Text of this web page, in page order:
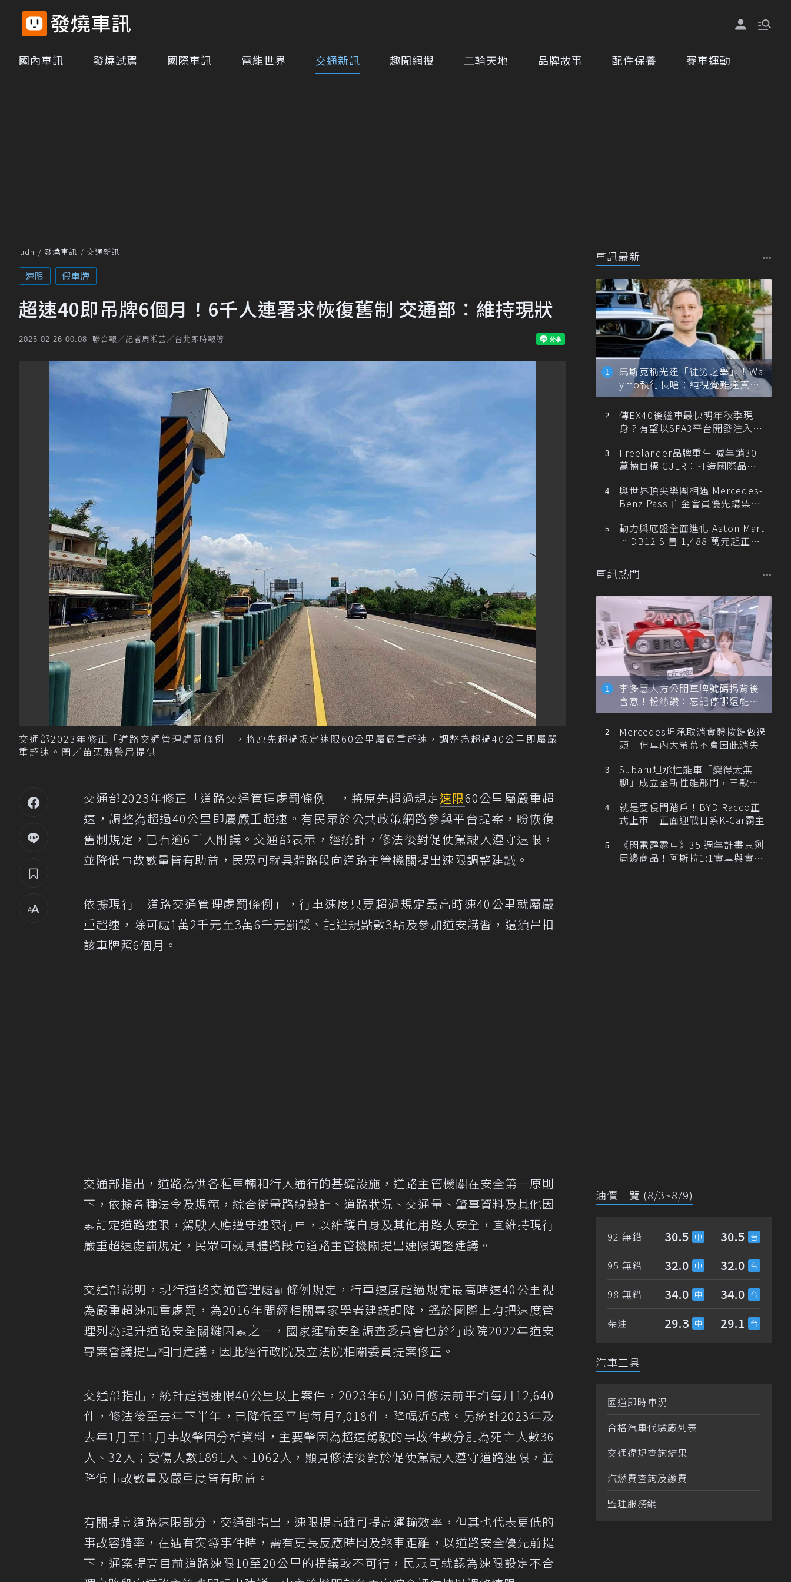
國內車訊 發燒試駕 國際車訊 電能世界 交通新訊 趣聞網搜 二輪天地 品牌故事 配件保養 賽車運動
udn 發燒車訊 交通新訊
速限 假車牌
超速40即吊牌6個月！6千人連署求恢復舊制 交通部：維持現狀
2025-02-26 00:08 聯合報／記者周湘芸／台北即時報導
交通部2023年修正「道路交通管理處罰條例」，將原先超過規定速限60公里屬嚴重超速，調整為超過40公里即屬嚴
重超速。圖／苗栗縣警局提供
交通部2023年修正「道路交通管理處罰條例」，將原先超過規定速限60公里屬嚴重超
速，調整為超過40公里即屬嚴重超速。有民眾於公共政策網路參與平台提案，盼恢復
舊制規定，已有逾6千人附議。交通部表示，經統計，修法後對促使駕駛人遵守速限，
並降低事故數量皆有助益，民眾可就具體路段向道路主管機關提出速限調整建議。
依據現行「道路交通管理處罰條例」，行車速度只要超過規定最高時速40公里就屬嚴
重超速，除可處1萬2千元至3萬6千元罰鍰、記違規點數3點及參加道安講習，還須吊扣
該車牌照6個月。
交通部指出，道路為供各種車輛和行人通行的基礎設施，道路主管機關在安全第一原則
下，依據各種法令及規範，綜合衡量路線設計、道路狀況、交通量、肇事資料及其他因
素訂定道路速限，駕駛人應遵守速限行車，以維護自身及其他用路人安全，宜維持現行
嚴重超速處罰規定，民眾可就具體路段向道路主管機關提出速限調整建議。
交通部說明，現行道路交通管理處罰條例規定，行車速度超過規定最高時速40公里視
為嚴重超速加重處罰，為2016年間經相關專家學者建議調降，鑑於國際上均把速度管
理列為提升道路安全關鍵因素之一，國家運輸安全調查委員會也於行政院2022年道安
專案會議提出相同建議，因此經行政院及立法院相關委員提案修正。
交通部指出，統計超過速限40公里以上案件，2023年6月30日修法前平均每月12,640
件，修法後至去年下半年，已降低至平均每月7,018件，降幅近5成。另統計2023年及
去年1月至11月事故肇因分析資料，主要肇因為超速駕駛的事故件數分別為死亡人數36
人、32人；受傷人數1891人、1062人，顯見修法後對於促使駕駛人遵守道路速限，並
降低事故數量及嚴重度皆有助益。
有關提高道路速限部分，交通部指出，速限提高雖可提高運輸效率，但其也代表更低的
事故容錯率，在遇有突發事件時，需有更長反應時間及煞車距離，以道路安全優先前提
下，通案提高目前道路速限10至20公里的提議較不可行，民眾可就認為速限設定不合
車訊最新
馬斯克稱光達「徒勞之舉」！Wa
ymo執行長嗆：純視覺難達真正
自動駕駛
傳EX40後繼車最快明年秋季現
身？有望以SPA3平台開發注入80
Freelander品牌重生 喊年銷30
萬輛目標 CJLR：打造國際品牌
與世界頂尖樂團相遇 Mercedes-
Benz Pass 白金會員優先購票維
動力與底盤全面進化 Aston Mart
in DB12 S 售 1,488 萬元起正式
車訊熱門
李多慧大方公開車牌號碼揭背後
含意！粉絲讚：忘記停哪還能幫
忙找車
Mercedes坦承取消實體按鍵做過
頭 但車內大螢幕不會因此消失
Subaru坦承性能車「變得太無
聊」成立全新性能部門，三款手
就是要侵門踏戶！BYD Racco正
式上市 正面迎戰日系K-Car霸主
《閃電霹靂車》35 週年計畫只剩
周邊商品！阿斯拉1:1實車與實體
油價一覽 (8/3~8/9)
92 無鉛 30.5 30.5
95 無鉛 32.0 32.0
98 無鉛 34.0 34.0
柴油 29.3 29.1
汽車工具
國道即時車況
合格汽車代驗廠列表
交通違規查詢結果
汽燃費查詢及繳費
監理服務網